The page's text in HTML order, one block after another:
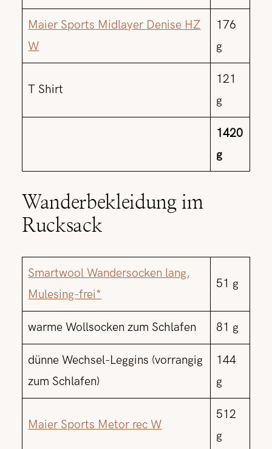
Maier Sports Midlayer Denise HZ
W
176
g
T Shirt
121
g
1420
g
Wanderbekleidung im
Rucksack
Smartwool Wandersocken lang,
Mulesing-frei*
51 g
warme Wollsocken zum Schlafen 81 g
dünne Wechsel-Leggins (vorrangig
zum Schlafen)
144
g
Maier Sports Metor rec W
512
g